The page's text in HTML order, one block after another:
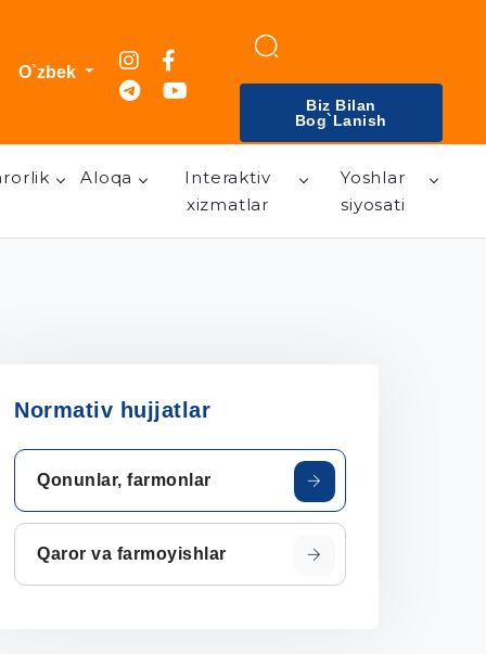
O`zbek
Biz Bilan
Bog`lanish
Aloqa
Interaktiv
xizmatlar
Yoshlar
siyosati
Normativ hujjatlar
Qonunlar, farmonlar
Qaror va farmoyishlar